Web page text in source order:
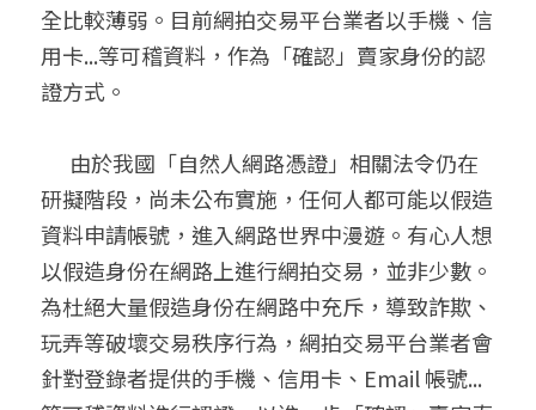
搜索
全比較薄弱。目前網拍交易平台業者以手機、信
用卡...等可稽資料，作為「確認」賣家身份的認
證方式。
研擬階段，尚未公布實施，任何人都可能以假造
資料申請帳號，進入網路世界中漫遊。有心人想
以假造身份在網路上進行網拍交易，並非少數。
為杜絕大量假造身份在網路中充斥，導致詐欺、
玩弄等破壞交易秩序行為，網拍交易平台業者會
針對登錄者提供的手機、信用卡、Email 帳號...